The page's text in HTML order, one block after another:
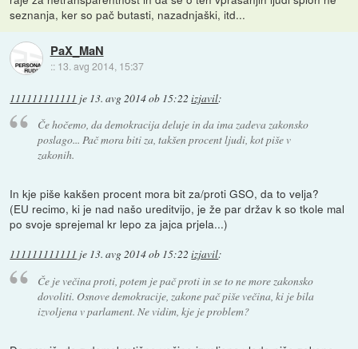
seznanja, ker so pač butasti, nazadnjaški, itd...
PaX_MaN
:: 13. avg 2014, 15:37
111111111111 je 13. avg 2014 ob 15:22 izjavil:
Če hočemo, da demokracija deluje in da ima zadeva zakonsko
poslago... Pač mora biti za, takšen procent ljudi, kot piše v
zakonih.
In kje piše kakšen procent mora bit za/proti GSO, da to velja?
(EU recimo, ki je nad našo ureditvijo, je že par držav k so tkole mal
po svoje sprejemal kr lepo za jajca prjela...)
111111111111 je 13. avg 2014 ob 15:22 izjavil:
Če je večina proti, potem je pač proti in se to ne more zakonsko
dovoliti. Osnove demokracije, zakone pač piše večina, ki je bila
izvoljena v parlament. Ne vidim, kje je problem?